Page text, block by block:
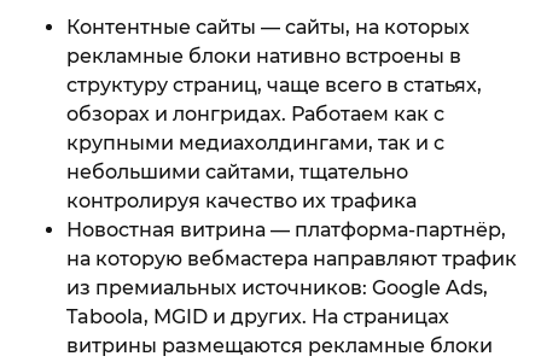
Контентные сайты — сайты, на которых
рекламные блоки нативно встроены в
структуру страниц, чаще всего в статьях,
обзорах и лонгридах. Работаем как с
крупными медиахолдингами, так и с
небольшими сайтами, тщательно
контролируя качество их трафика
Новостная витрина — платформа-партнёр,
на которую вебмастера направляют трафик
из премиальных источников: Google Ads,
Taboola, MGID и других. На страницах
витрины размещаются рекламные блоки